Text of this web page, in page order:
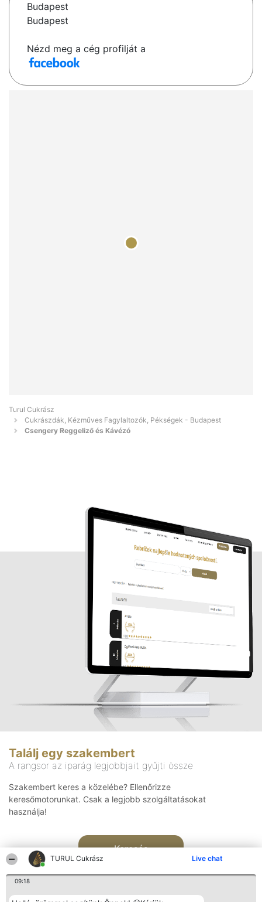
TURUL Cukrász Live chat
09:18
Budapest
Budapest
Nézd meg a cég profilját a
Turul Cukrász
Cukrászdák, Kézműves Fagylaltozók, Pékségek - Budapest
Csengery Reggeliző és Kávézó
Találj egy szakembert
A rangsor az iparág legjobbjait gyűjti össze
Szakembert keres a közelébe? Ellenőrizze
keresőmotorunkat. Csak a legjobb szolgáltatásokat
használja!
Keresés